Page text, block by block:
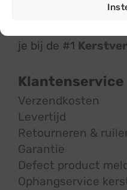
je bij de #1
Klantenservice
Verzendkosten
Levertijd
Retourneren &
Garantie
Defect product
Ophangservice